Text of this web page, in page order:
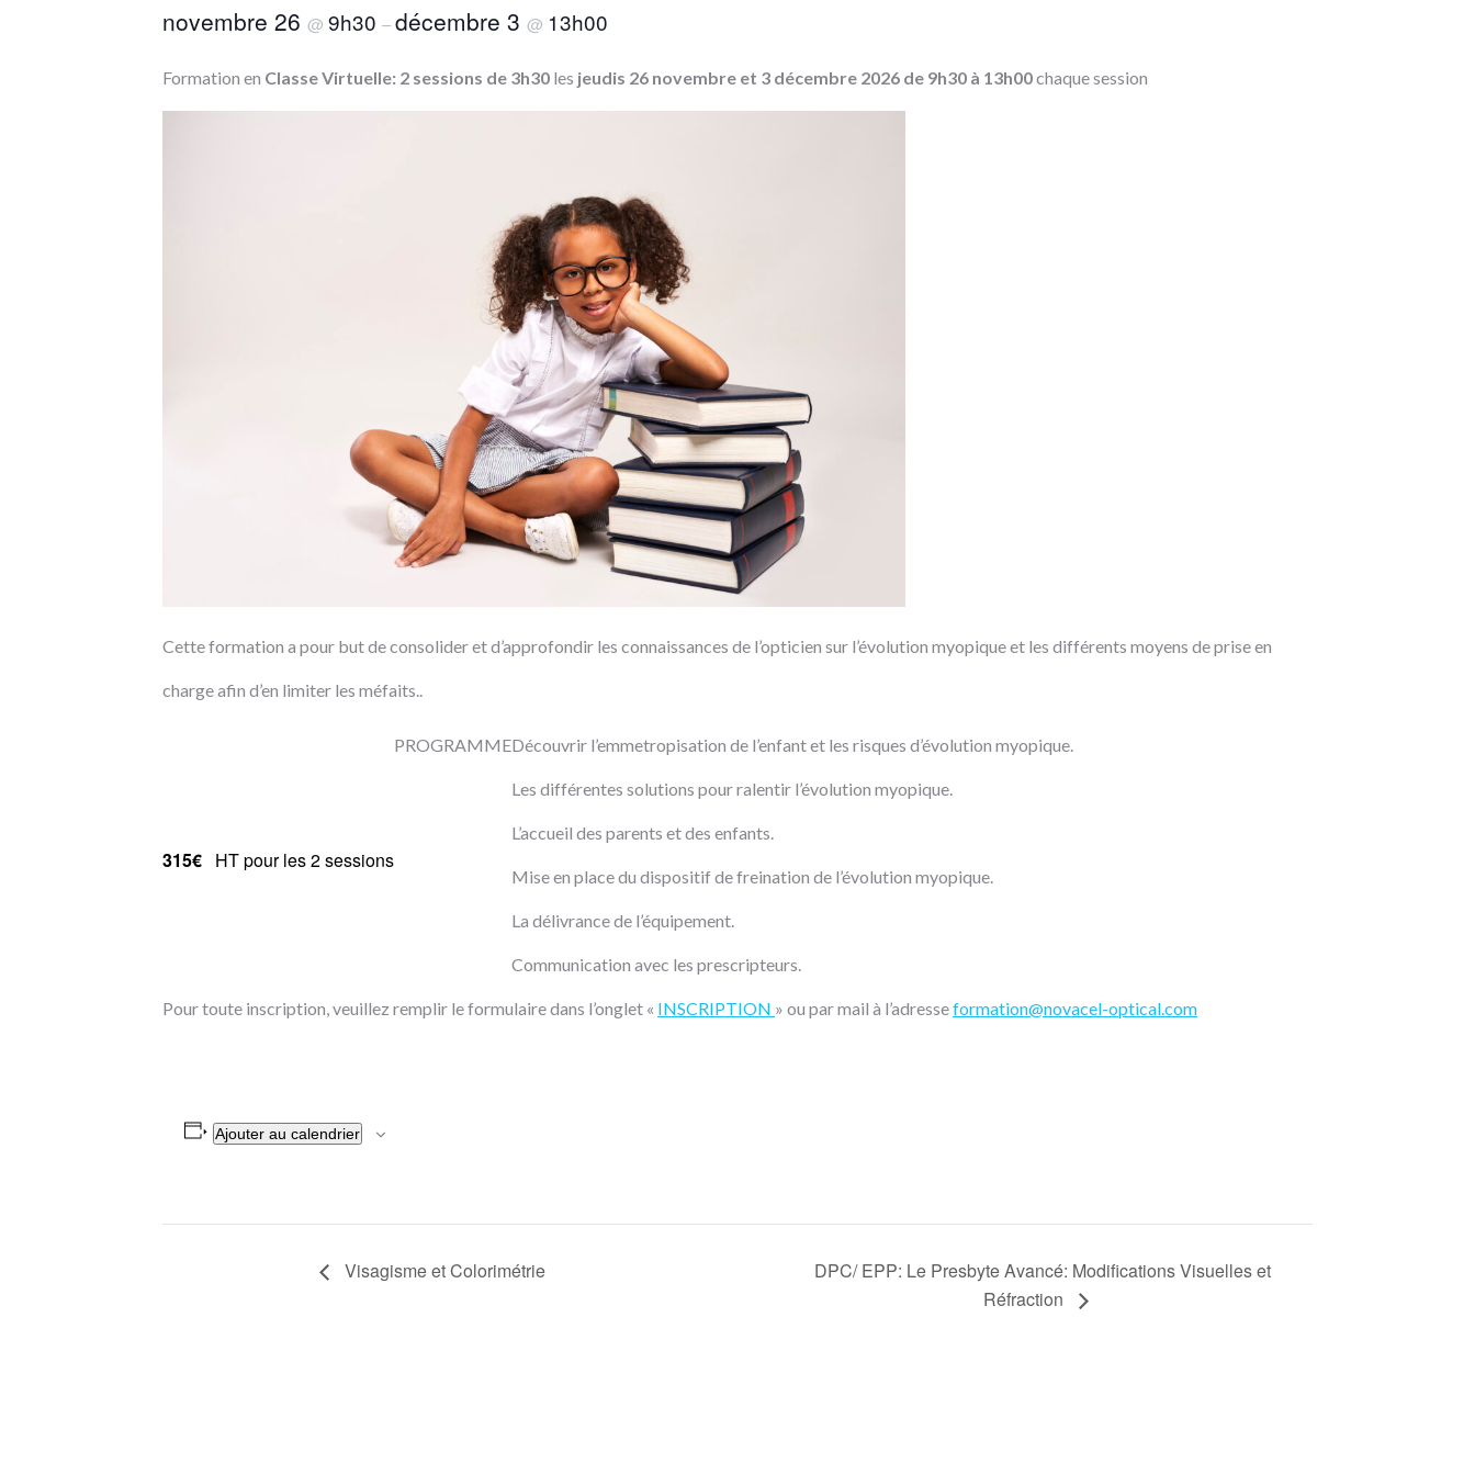
novembre 26 @ 9h30 –décembre 3 @ 13h00
Formation en Classe Virtuelle: 2 sessions de 3h30 les jeudis 26 novembre et 3 décembre 2026 de 9h30 à 13h00chaque session
Cette formation a pour but de consolider et d’approfondir les connaissances de l’opticien sur l’évolution myopique et les différents moyens de prise en
charge afin d’en limiter les méfaits..
315€ HT pour les 2 sessions
PROGRAMMEDécouvrir l’emmetropisation de l’enfant et les risques d’évolution myopique.
Les différentes solutions pour ralentir l’évolution myopique.
L’accueil des parents et des enfants.
Mise en place du dispositif de freination de l’évolution myopique.
La délivrance de l’équipement.
Communication avec les prescripteurs.
Pour toute inscription, veuillez remplir le formulaire dans l’onglet « INSCRIPTION » ou par mail à l’adresseformation@novacel-optical.com
Ajouter au calendrier
Visagisme et Colorimétrie
DPC/ EPP: Le Presbyte Avancé: Modifications Visuelles et
Réfraction